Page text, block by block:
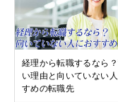
経理から転職するなら
い理由と向いていない
すめの転職先